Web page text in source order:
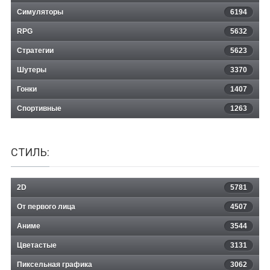
Симуляторы 6194
RPG 5632
Стратегии 5623
Шутеры 3370
Гонки 1407
Спортивные 1263
СТИЛЬ:
2D 5781
От первого лица 4507
Аниме 3544
Цветастые 3131
Пиксельная графика 3062